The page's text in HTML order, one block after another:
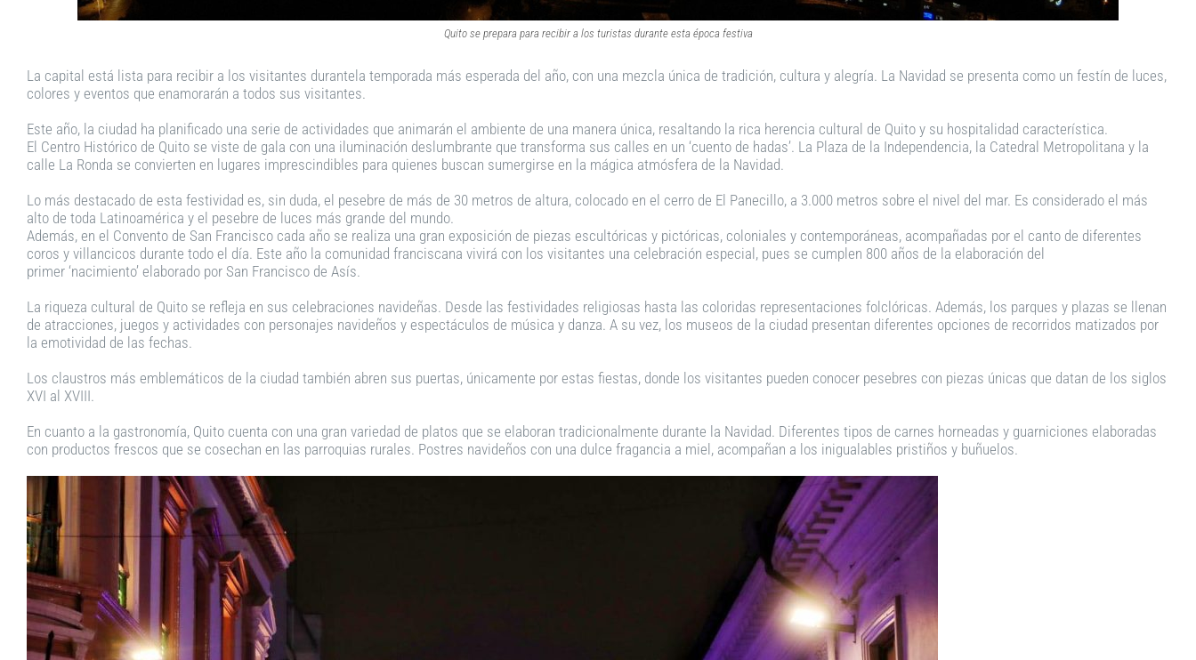
Quito se prepara para recibir a los turistas durante esta época festiva
La capital está lista para recibir a los visitantes durantela temporada más esperada del año, con una mezcla única de tradición, cultura y alegría. La Navidad se presenta como un festín de luces,
colores y eventos que enamorarán a todos sus visitantes.
Este año, la ciudad ha planificado una serie de actividades que animarán el ambiente de una manera única, resaltando la rica herencia cultural de Quito y su hospitalidad característica.
El Centro Histórico de Quito se viste de gala con una iluminación deslumbrante que transforma sus calles en un ‘cuento de hadas’. La Plaza de la Independencia, la Catedral Metropolitana y la
calle La Ronda se convierten en lugares imprescindibles para quienes buscan sumergirse en la mágica atmósfera de la Navidad.
Lo más destacado de esta festividad es, sin duda, el pesebre de más de 30 metros de altura, colocado en el cerro de El Panecillo, a 3.000 metros sobre el nivel del mar. Es considerado el más
alto de toda Latinoamérica y el pesebre de luces más grande del mundo.
Además, en el Convento de San Francisco cada año se realiza una gran exposición de piezas escultóricas y pictóricas, coloniales y contemporáneas, acompañadas por el canto de diferentes
coros y villancicos durante todo el día. Este año la comunidad franciscana vivirá con los visitantes una celebración especial, pues se cumplen 800 años de la elaboración del
primer ‘nacimiento’ elaborado por San Francisco de Asís.
La riqueza cultural de Quito se refleja en sus celebraciones navideñas. Desde las festividades religiosas hasta las coloridas representaciones folclóricas. Además, los parques y plazas se llenan
de atracciones, juegos y actividades con personajes navideños y espectáculos de música y danza. A su vez, los museos de la ciudad presentan diferentes opciones de recorridos matizados por
la emotividad de las fechas.
Los claustros más emblemáticos de la ciudad también abren sus puertas, únicamente por estas fiestas, donde los visitantes pueden conocer pesebres con piezas únicas que datan de los siglos
XVI al XVIII.
En cuanto a la gastronomía, Quito cuenta con una gran variedad de platos que se elaboran tradicionalmente durante la Navidad. Diferentes tipos de carnes horneadas y guarniciones elaboradas
con productos frescos que se cosechan en las parroquias rurales. Postres navideños con una dulce fragancia a miel, acompañan a los inigualables pristiños y buñuelos.